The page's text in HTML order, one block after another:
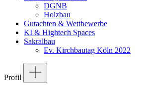
DGNB
Holzbau
Gutachten & Wettbewerbe
KI & Hightech Spaces
Sakralbau
Ev. Kirchbautag Köln 2022
Profil